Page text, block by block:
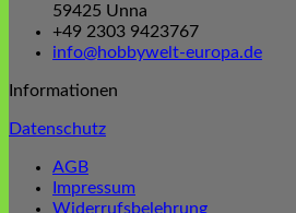
59425 Unna
+49 2303 9423767
info@hobbywelt-europa.de
Informationen
Datenschutz
AGB
Impressum
Widerrufsbelehrung